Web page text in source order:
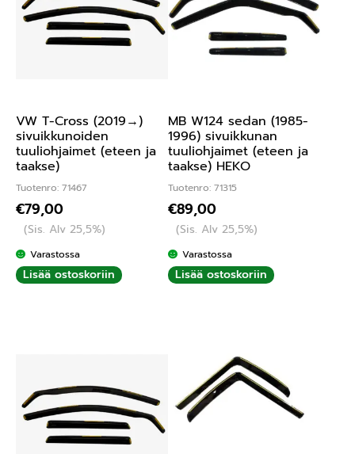
VW T-Cross (2019→)
sivuikkunoiden
tuuliohjaimet (eteen ja
taakse)
Tuotenro: 71467
€79,00
(Sis. Alv 25,5%)
Varastossa
Lisää ostoskoriin
MB W124 sedan (1985-
1996) sivuikkunan
tuuliohjaimet (eteen ja
taakse) HEKO
Tuotenro: 71315
€89,00
(Sis. Alv 25,5%)
Varastossa
Lisää ostoskoriin